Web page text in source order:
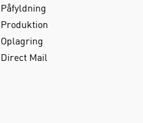
Påfyldning
Produktion
Oplagring
Direct Mail